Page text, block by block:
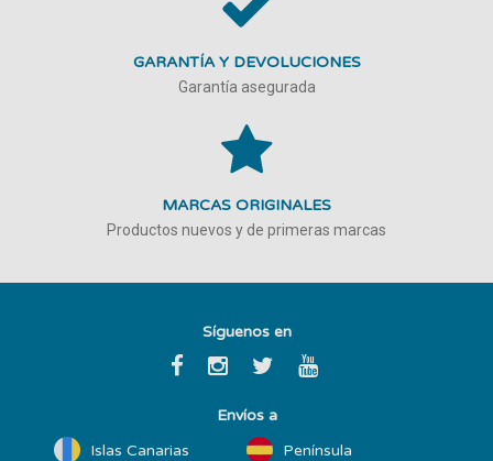
GARANTÍA Y DEVOLUCIONES
Garantía asegurada
MARCAS ORIGINALES
Productos nuevos y de primeras marcas
Síguenos en
Envíos a
Islas Canarias
Península